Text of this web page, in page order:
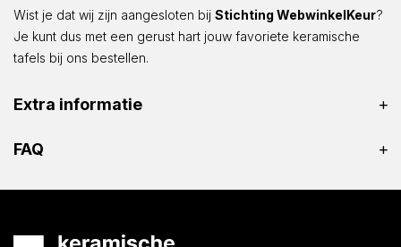
Wist je dat wij zijn aangesloten bij Stichting WebwinkelKeur?
Je kunt dus met een gerust hart jouw favoriete keramische
tafels bij ons bestellen.
Extra informatie
FAQ